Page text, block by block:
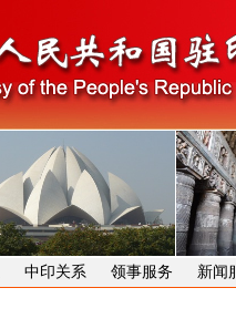
中印关系 领事服务 新闻